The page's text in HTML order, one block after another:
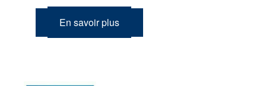
En savoir plus